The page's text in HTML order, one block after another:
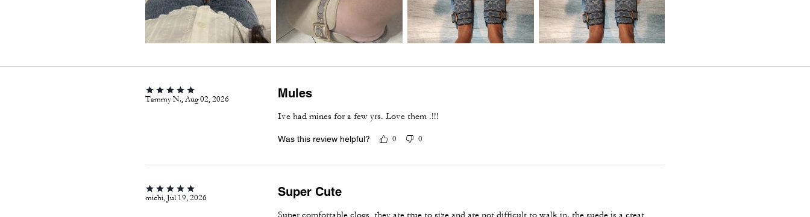
Tammy N., Aug 02, 2026 Mules
Ive had mines for a few yrs. Love them .!!!
Was this review helpful? 0 0
michi, Jul 19, 2026 Super Cute